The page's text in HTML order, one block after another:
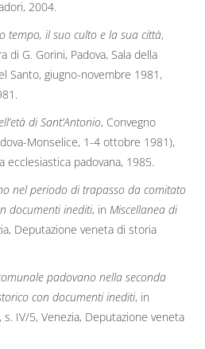
2004.
tempo, il suo culto e la sua città,
di G. Gorini, Padova, Sala della
Santo, giugno-novembre 1981,
di Sant’Antonio, Convegno
Monselice, 1-4 ottobre 1981),
ecclesiastica padovana, 1985.
nel periodo di trapasso da comitato
documenti inediti, in Miscellanea di
Deputazione veneta di storia
padovano nella seconda
con documenti inediti, in
, s. IV/5, Venezia, Deputazione veneta